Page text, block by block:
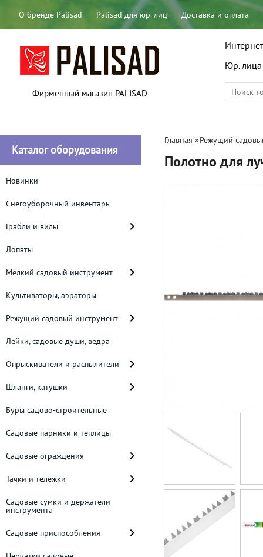
О бренде Palisad Palisad для юр. лиц Доставка и оплата
Фирменный магазин PALISAD
Юр. лица
Каталог оборудования
Новинки
Снегоуборочный инвентарь
Грабли и вилы
Лопаты
Мелкий садовый инструмент
Культиваторы, аэраторы
Режущий садовый инструмент
Лейки, садовые души, ведра
Опрыскиватели и распылители
Шланги, катушки
Буры садово-строительные
Садовые парники и теплицы
Садовые ограждения
Тачки и тележки
Садовые сумки и держатели
инструмента
Садовые приспособления
Главная »Режущий
Полотно для